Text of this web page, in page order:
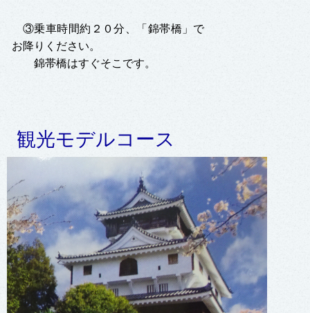
③乗車時間約２０分、「錦帯橋」で
お降りください。
錦帯橋はすぐそこです。
花ごよみ
観光モデルコース